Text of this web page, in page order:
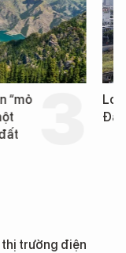
Loạt dự án bất động
Đà Nẵng sắp bị kiểm
thị trường điện